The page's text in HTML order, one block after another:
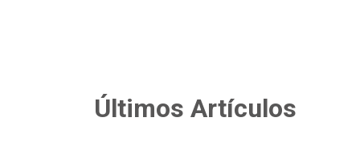
Últimos Artículos